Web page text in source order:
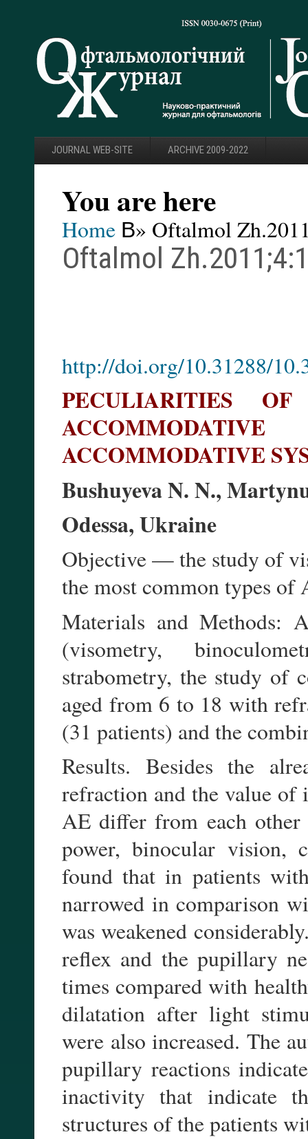
JOURNAL WEB-SITE ARCHIVE 2009-2022
You are here
Home В» Oftalmol
Oftalmol
http://doi.org/10.31288/
PECULIARITIES
ACCOMMODATIVE
Bushuyeva N. N.,
Odessa, Ukraine
Objective — the study of
the most common types of
Materials and Methods:
(visometry,
strabometry, the study of
aged from 6 to 18 with
(31 patients) and the
Results. Besides the
refraction and the value of
AE differ from each
power, binocular vision,
found that in patients
narrowed in comparison
was weakened
reflex and the pupillary
times compared with
dilatation after light
were also increased. The
pupillary reactions
inactivity that indicate
structures of the patients